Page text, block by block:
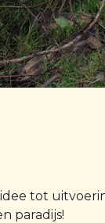
tot
paradijs!